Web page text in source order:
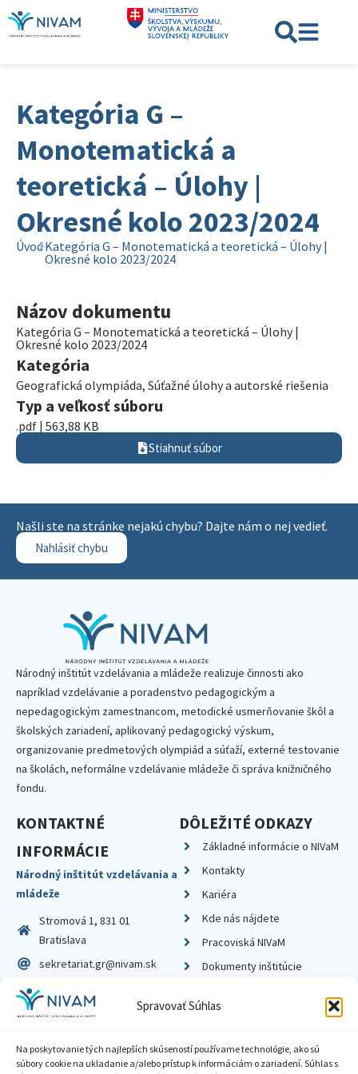
Spravovať Súhlas
Na poskytovanie tých najlepších skúseností používame technológie, ako sú
súbory cookie na ukladanie a/alebo prístup k informáciám o zariadení. Súhlas s
Kategória G –
Monotematická a
teoretická – Úlohy |
Okresné kolo 2023/2024
ÚvodKategória G – Monotematická a teoretická – Úlohy |
Okresné kolo 2023/2024
Názov dokumentu
Kategória G – Monotematická a teoretická – Úlohy |
Okresné kolo 2023/2024
Kategória
Geografická olympiáda, Súťažné úlohy a autorské riešenia
Typ a veľkosť súboru
.pdf | 563,88 KB
Stiahnuť súbor
Našli ste na stránke nejakú chybu? Dajte nám o nej vedieť.
Nahlásiť chybu
Národný inštitút vzdelávania a mládeže realizuje činnosti ako
napríklad vzdelávanie a poradenstvo pedagogickým a
nepedagogickým zamestnancom, metodické usmerňovanie škôl a
školských zariadení, aplikovaný pedagogický výskum,
organizovanie predmetových olympiád a súťaží, externé testovanie
na školách, neformálne vzdelávanie mládeže či správa knižničného
fondu.
KONTAKTNÉ
INFORMÁCIE
Národný inštitút vzdelávania a
mládeže
Stromová 1, 831 01
Bratislava
sekretariat.gr@nivam.sk
IČO: 00164348
DIČ: 2020798714
DÔLEŽITÉ ODKAZY
Základné informácie o NIVaM
Kontakty
Kariéra
Kde nás nájdete
Pracoviská NIVaM
Dokumenty inštitúcie